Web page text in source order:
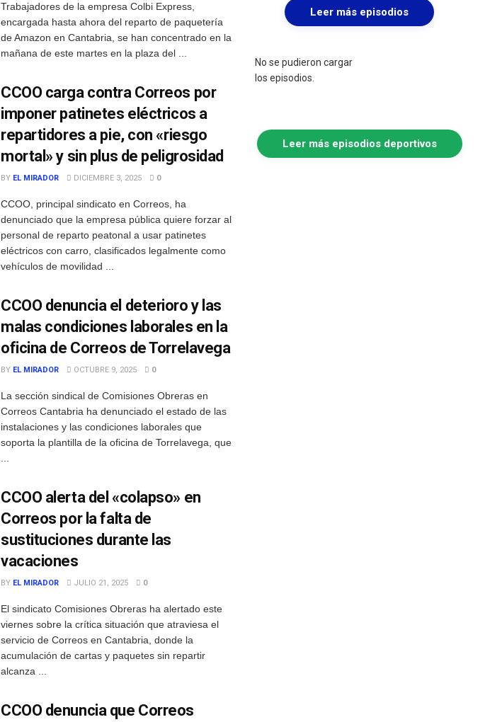
Trabajadores de la empresa Colbi Express,
encargada hasta ahora del reparto de paquetería
de Amazon en Cantabria, se han concentrado en la
mañana de este martes en la plaza del ...
CCOO carga contra Correos por
imponer patinetes eléctricos a
repartidores a pie, con «riesgo
mortal» y sin plus de peligrosidad
BY EL MIRADOR DICIEMBRE 3, 2025 0
CCOO, principal sindicato en Correos, ha
denunciado que la empresa pública quiere forzar al
personal de reparto peatonal a usar patinetes
eléctricos con carro, clasificados legalmente como
vehículos de movilidad ...
CCOO denuncia el deterioro y las
malas condiciones laborales en la
oficina de Correos de Torrelavega
BY EL MIRADOR OCTUBRE 9, 2025 0
La sección sindical de Comisiones Obreras en
Correos Cantabria ha denunciado el estado de las
instalaciones y las condiciones laborales que
soporta la plantilla de la oficina de Torrelavega, que
CCOO alerta del «colapso» en
Correos por la falta de
sustituciones durante las
vacaciones
BY EL MIRADOR JULIO 21, 2025 0
El sindicato Comisiones Obreras ha alertado este
viernes sobre la crítica situación que atraviesa el
servicio de Correos en Cantabria, donde la
acumulación de cartas y paquetes sin repartir
alcanza ...
CCOO denuncia que Correos
Leer más episodios
No se pudieron cargar
los episodios.
Leer más episodios deportivos